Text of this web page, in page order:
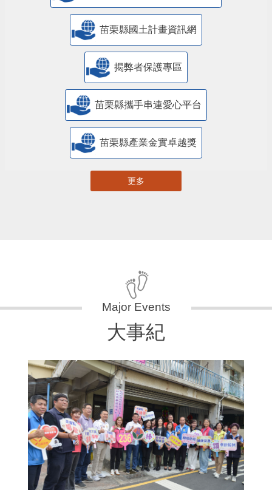
苗栗縣國土計畫資訊網
揭弊者保護專區
苗栗縣攜手串連愛心平台
苗栗縣產業金實卓越獎
更多
大事紀